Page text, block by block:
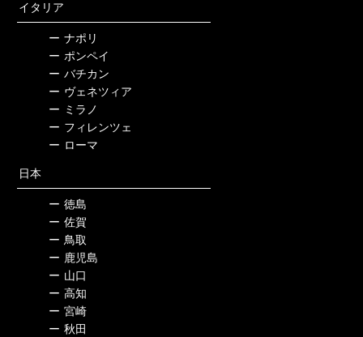
イタリア
ー ナポリ
ー ポンペイ
ー バチカン
ー ヴェネツィア
ー ミラノ
ー フィレンツェ
ー ローマ
日本
ー 徳島
ー 佐賀
ー 鳥取
ー 鹿児島
ー 山口
ー 高知
ー 宮崎
ー 秋田